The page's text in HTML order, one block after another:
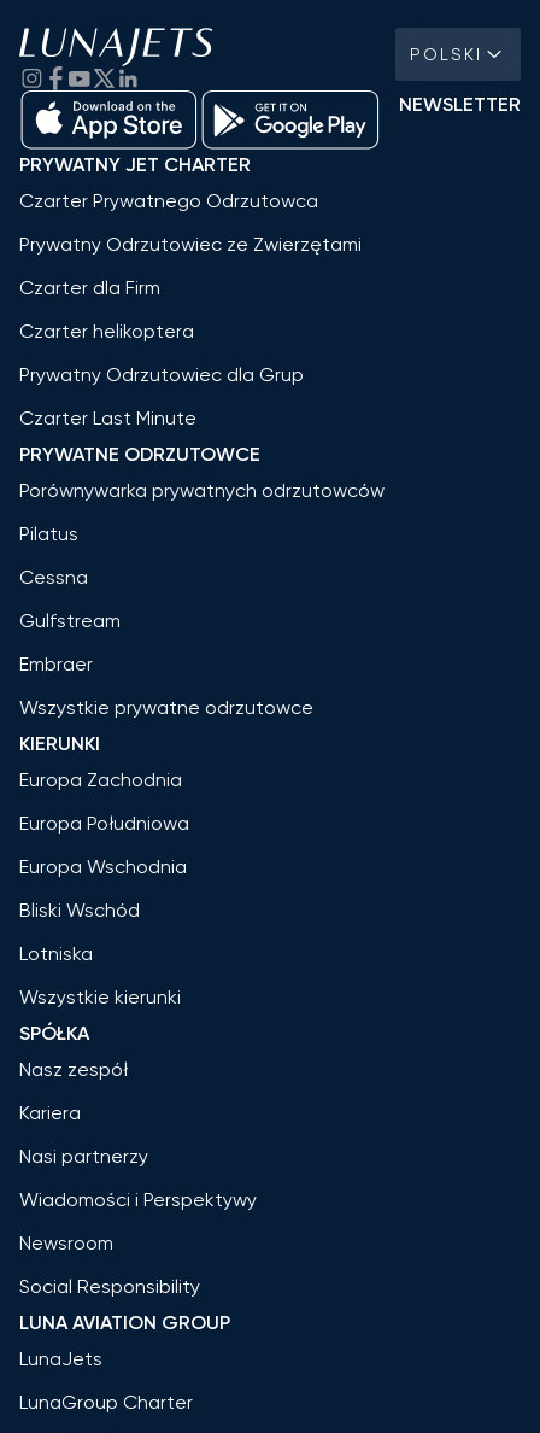
POLSKI
NEWSLETTER
PRYWATNY JET CHARTER
Czarter Prywatnego Odrzutowca
Prywatny Odrzutowiec ze Zwierzętami
Czarter dla Firm
Czarter helikoptera
Prywatny Odrzutowiec dla Grup
Czarter Last Minute
PRYWATNE ODRZUTOWCE
Porównywarka prywatnych odrzutowców
Pilatus
Cessna
Gulfstream
Embraer
Wszystkie prywatne odrzutowce
KIERUNKI
Europa Zachodnia
Europa Południowa
Europa Wschodnia
Bliski Wschód
Lotniska
Wszystkie kierunki
SPÓŁKA
Nasz zespół
Kariera
Nasi partnerzy
Wiadomości i Perspektywy
Newsroom
Social Responsibility
LUNA AVIATION GROUP
LunaJets
LunaGroup Charter